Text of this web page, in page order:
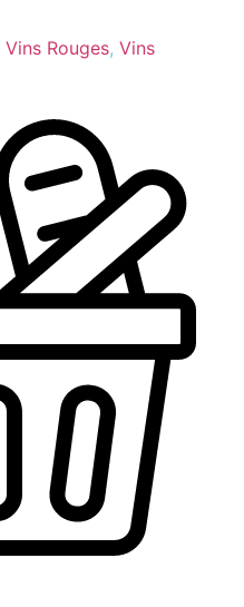
Vins Rouges, Vins